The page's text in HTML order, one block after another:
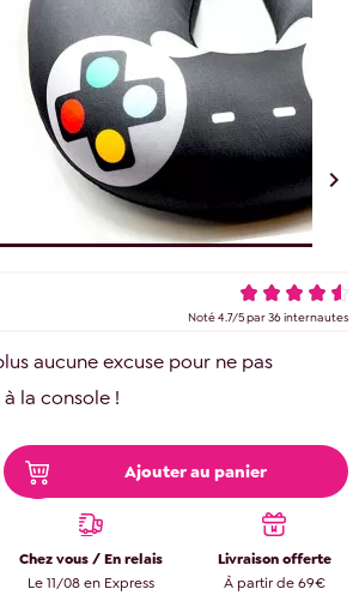

Noté4.7/5par36internautes
aucune excuse pour ne pas
la console !
Ajouter au panier
Chez vous / En relais
Le 11/08 en Express
Livraison offerte
À partir de 69€